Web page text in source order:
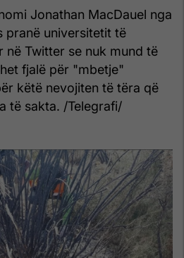
Jonathan MacDauel nga
pranë universitetit të
në Twitter se nuk mund të
fjalë për "mbetje"
këtë nevojiten të tëra që
të sakta. /Telegrafi/